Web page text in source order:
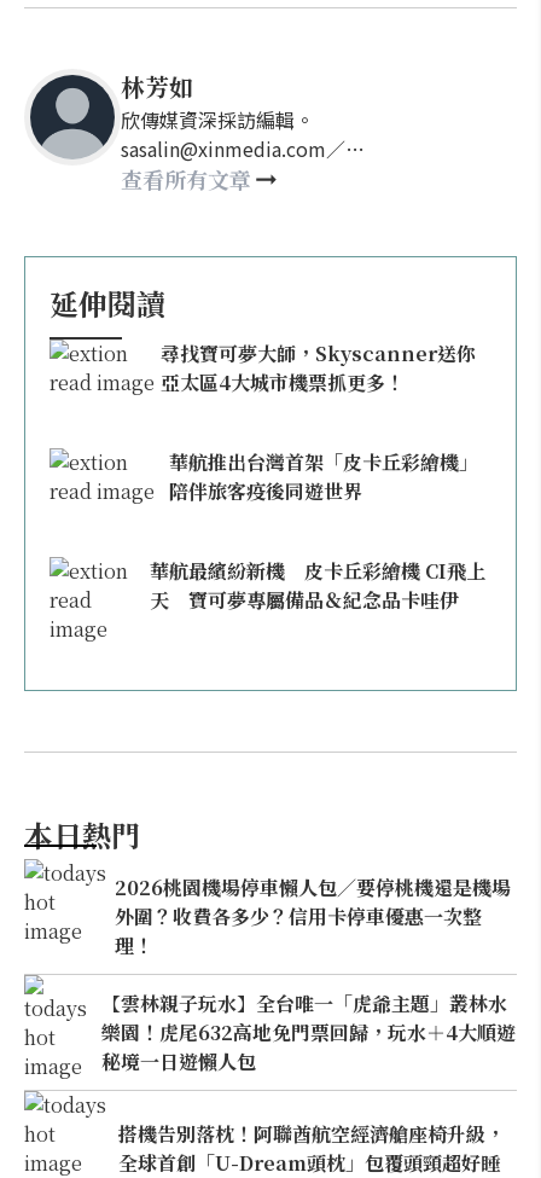
林芳如
欣傳媒資深採訪編輯。
sasalin@xinmedia.com／
happy21917@gmail.com
查看所有文章
延伸閱讀
尋找寶可夢大師，Skyscanner送你
亞太區4大城市機票抓更多！
華航推出台灣首架「皮卡丘彩繪機」
陪伴旅客疫後同遊世界
華航最繽紛新機 皮卡丘彩繪機 CI飛上
天 寶可夢專屬備品＆紀念品卡哇伊
本日熱門
2026桃園機場停車懶人包／要停桃機還是機場
外圍？收費各多少？信用卡停車優惠一次整
理！
【雲林親子玩水】全台唯一「虎爺主題」叢林水
樂園！虎尾632高地免門票回歸，玩水＋4大順遊
秘境一日遊懶人包
搭機告別落枕！阿聯酋航空經濟艙座椅升級，
全球首創「U-Dream頭枕」包覆頭頸超好睡